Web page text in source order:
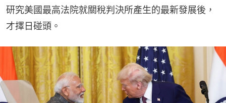
研究美國最高法院就關稅判決所產生的最新發展後，
才擇日碰頭。